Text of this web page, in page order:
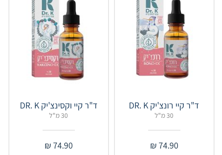
ד"ר קיי רונצ'יק DR. K
30 מ"ל
74.90
₪
ד"ר קיי וקסינצ'יק DR. K
30 מ"ל
74.90
₪